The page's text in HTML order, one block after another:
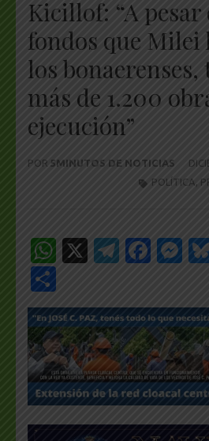
Kicillof: “A pesar
fondos que Milei
los bonaerenses,
más de 1.200
ejecución”
POR 5MINUTOS DE NOTICIAS
POLÍTICA,
WhatsApp
X